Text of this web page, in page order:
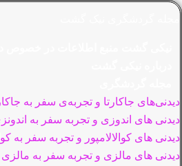
دیدنی‌های جاکارتا و تجربه‌ی سفر به
دیدنی های اندوزی و تجربه سفر به
دیدنی های کوالالامپور و تجربه سفر به
دیدنی های مالزی و تجربه سفر به مالزی